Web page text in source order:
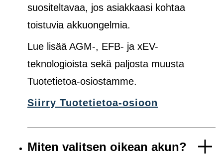
suositeltavaa, jos asiakkaasi kohtaa
toistuvia akkuongelmia.
Lue lisää AGM-, EFB- ja xEV-
teknologioista sekä paljosta muusta
Tuotetietoa-osiostamme.
Siirry Tuotetietoa-osioon
Miten valitsen oikean akun?